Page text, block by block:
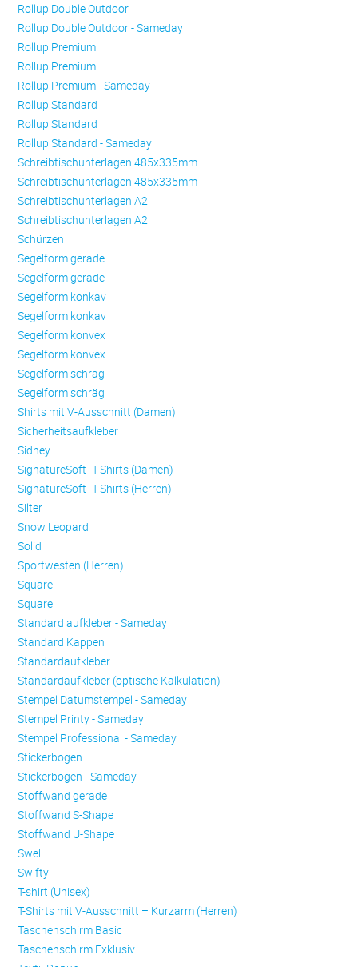
Rollup Double Outdoor
Rollup Double Outdoor - Sameday
Rollup Premium
Rollup Premium
Rollup Premium - Sameday
Rollup Standard
Rollup Standard
Rollup Standard - Sameday
Schreibtischunterlagen 485x335mm
Schreibtischunterlagen 485x335mm
Schreibtischunterlagen A2
Schreibtischunterlagen A2
Schürzen
Se­gel­form ge­ra­de
Se­gel­form ge­ra­de
Se­gel­form konkav
Se­gel­form konkav
Se­gel­form konvex
Se­gel­form konvex
Se­gel­form schräg
Se­gel­form schräg
Shirts mit V-Ausschnitt (Damen)
Sicherheitsaufkleber
Sidney
SignatureSoft -T-Shirts (Damen)
SignatureSoft -T-Shirts (Herren)
Silter
Snow Leopard
Solid
Sportwesten (Herren)
Square
Square
Standard aufkleber - Sameday
Standard Kappen
Standardaufkleber
Standardaufkleber (optische Kalkulation)
Stempel Datumstempel - Sameday
Stempel Printy - Sameday
Stempel Professional - Sameday
Stickerbogen
Stickerbogen - Sameday
Stoffwand gerade
Stoffwand S-Shape
Stoffwand U-Shape
Swell
Swifty
T-shirt (Unisex)
T-Shirts mit V-Ausschnitt – Kurzarm (Herren)
Taschenschirm Basic
Taschenschirm Exklusiv